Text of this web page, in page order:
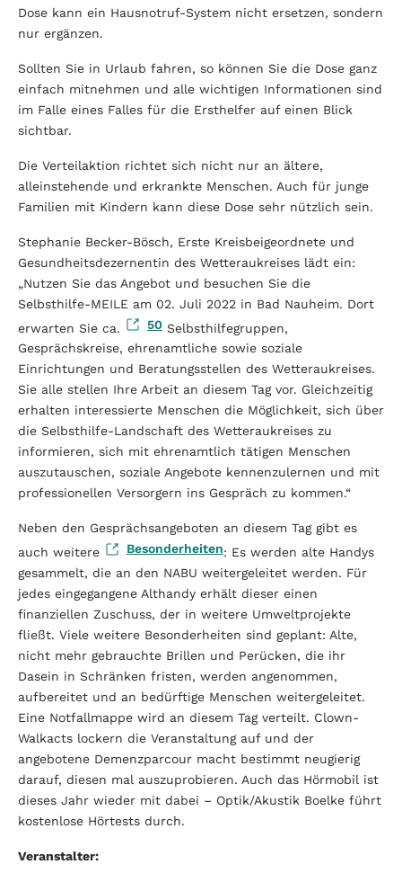
Dose kann ein Hausnotruf-System nicht ersetzen, sondern
nur ergänzen.
Sollten Sie in Urlaub fahren, so können Sie die Dose ganz
einfach mitnehmen und alle wichtigen Informationen sind
im Falle eines Falles für die Ersthelfer auf einen Blick
sichtbar.
Die Verteilaktion richtet sich nicht nur an ältere,
alleinstehende und erkrankte Menschen. Auch für junge
Familien mit Kindern kann diese Dose sehr nützlich sein.
Stephanie Becker-Bösch, Erste Kreisbeigeordnete und
Gesundheitsdezernentin des Wetteraukreises lädt ein:
„Nutzen Sie das Angebot und besuchen Sie die
Selbsthilfe-MEILE am 02. Juli 2022 in Bad Nauheim. Dort
erwarten Sie ca.
50 Selbsthilfegruppen,
Gesprächskreise, ehrenamtliche sowie soziale
Einrichtungen und Beratungsstellen des Wetteraukreises.
Sie alle stellen Ihre Arbeit an diesem Tag vor. Gleichzeitig
erhalten interessierte Menschen die Möglichkeit, sich über
die Selbsthilfe-Landschaft des Wetteraukreises zu
informieren, sich mit ehrenamtlich tätigen Menschen
auszutauschen, soziale Angebote kennenzulernen und mit
professionellen Versorgern ins Gespräch zu kommen.“
Neben den Gesprächsangeboten an diesem Tag gibt es
auch weitere
Besonderheiten: Es werden alte Handys
gesammelt, die an den NABU weitergeleitet werden. Für
jedes eingegangene Althandy erhält dieser einen
finanziellen Zuschuss, der in weitere Umweltprojekte
fließt. Viele weitere Besonderheiten sind geplant: Alte,
nicht mehr gebrauchte Brillen und Perücken, die ihr
Dasein in Schränken fristen, werden angenommen,
aufbereitet und an bedürftige Menschen weitergeleitet.
Eine Notfallmappe wird an diesem Tag verteilt. Clown-
Walkacts lockern die Veranstaltung auf und der
angebotene Demenzparcour macht bestimmt neugierig
darauf, diesen mal auszuprobieren. Auch das Hörmobil ist
dieses Jahr wieder mit dabei – Optik/Akustik Boelke führt
kostenlose Hörtests durch.
Veranstalter: